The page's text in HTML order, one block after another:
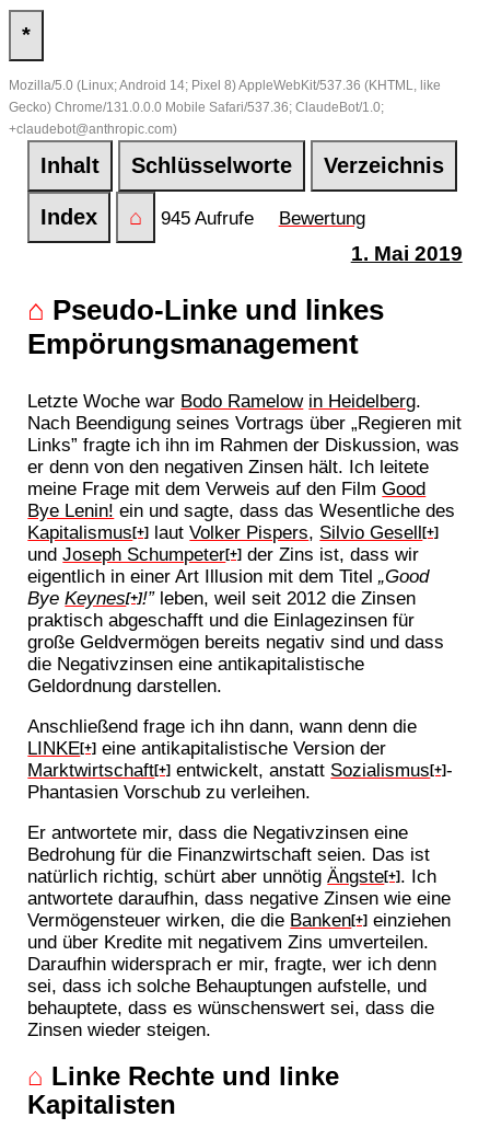
*
Mozilla/5.0 (Linux; Android 14; Pixel 8) AppleWebKit/537.36 (KHTML, like
Gecko) Chrome/131.0.0.0 Mobile Safari/537.36; ClaudeBot/1.0;
+claudebot@anthropic.com)
Inhalt Schlüsselworte Verzeichnis
Index ⌂ 945 Aufrufe Bewertung
1. Mai 2019
⌂ Pseudo-Linke und linkes
Empörungsmanagement
Letzte Woche war Bodo Ramelow in Heidelberg.
Nach Beendigung seines Vortrags über „Regieren mit
Links” fragte ich ihn im Rahmen der Diskussion, was
er denn von den negativen Zinsen hält. Ich leitete
meine Frage mit dem Verweis auf den FilmGood
Bye Lenin! ein und sagte, dass das Wesentliche des
Kapitalismus[+] lautVolker Pispers, Silvio Gesell[+]
undJoseph Schumpeter[+] der Zins ist, dass wir
eigentlich in einer Art Illusion mit dem Titel„Good
ByeKeynes[+]!”leben, weil seit 2012 die Zinsen
praktisch abgeschafft und die Einlagezinsen für
große Geldvermögen bereits negativ sind und dass
die Negativzinsen eine antikapitalistische
Geldordnung darstellen.
Anschließend frage ich ihn dann, wann denn die
LINKE[+] eine antikapitalistische Version der
Marktwirtschaft[+] entwickelt, anstatt Sozialismus[+]-
Phantasien Vorschub zu verleihen.
Er antwortete mir, dass die Negativzinsen eine
Bedrohung für die Finanzwirtschaft seien. Das ist
natürlich richtig, schürt aber unnötigÄngste[+] . Ich
antwortete daraufhin, dass negative Zinsen wie eine
Vermögensteuer wirken, die die Banken[+] einziehen
und über Kredite mit negativem Zins umverteilen.
Daraufhin widersprach er mir, fragte, wer ich denn
sei, dass ich solche Behauptungen aufstelle, und
behauptete, dass es wünschenswert sei, dass die
Zinsen wieder steigen.
⌂ Linke Rechte und linke
Kapitalisten